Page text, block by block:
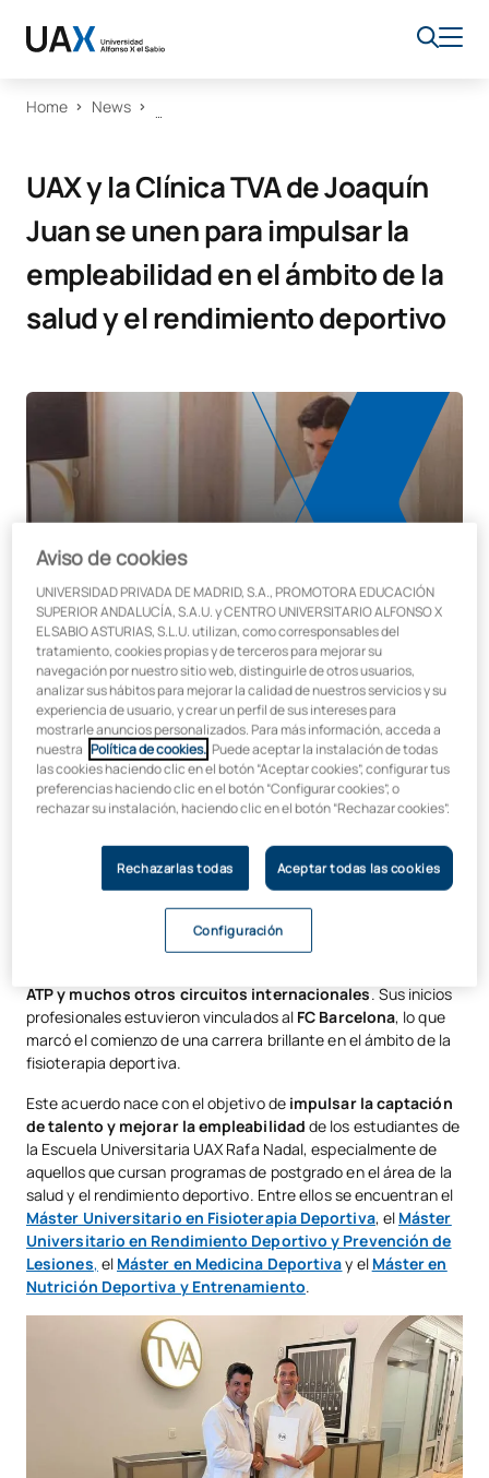
Home News
UAX y la Clínica TVA de Joaquín
Juan se unen para impulsar la
empleabilidad en el ámbito de la
salud y el rendimiento deportivo
UAX y la Clínica TVA de Joaquín
Juan se unen para impulsar la
empleabilidad en el ámbito de la
salud y el rendimiento deportivo
Joaquín Juan ha sido el fisioterapeuta de referencia para
algunos de los mejores deportistas del mundo, como
Messi, Cristiano Ronaldo, Pau Gasol o Ansu Fati
colaborado con equipos de primer nivel en competiciones
ATP y muchos otros circuitos internacionales. Sus inicios
profesionales estuvieron vinculados al FC Barcelona, lo que
marcó el comienzo de una carrera brillante en el ámbito de la
fisioterapia deportiva.
Este acuerdo nace con el objetivo de impulsar la captación
de talento y mejorar la empleabilidad de los estudiantes de
la Escuela Universitaria UAX Rafa Nadal, especialmente de
aquellos que cursan programas de postgrado en el área de la
salud y el rendimiento deportivo. Entre ellos se encuentran el
Máster Universitario en Fisioterapia Deportiva, el Máster
Universitario en Rendimiento Deportivo y Prevención de
Lesiones, el Máster en Medicina Deportivay el Máster en
Nutrición Deportiva y Entrenamiento.
Aviso de cookies
UNIVERSIDAD PRIVADA DE MADRID, S.A., PROMOTORA EDUCACIÓN
SUPERIOR ANDALUCÍA, S.A.U. y CENTRO UNIVERSITARIO ALFONSO X
EL SABIO ASTURIAS, S.L.U. utilizan, como corresponsables del
tratamiento, cookies propias y de terceros para mejorar su
navegación por nuestro sitio web, distinguirle de otros usuarios,
analizar sus hábitos para mejorar la calidad de nuestros servicios y su
experiencia de usuario, y crear un perfil de sus intereses para
mostrarle anuncios personalizados. Para más información, acceda a
nuestra Política de cookies. . Puede aceptar la instalación de todas
las cookies haciendo clic en el botón “Aceptar cookies”, configurar tus
preferencias haciendo clic en el botón “Configurar cookies”, o
rechazar su instalación, haciendo clic en el botón “Rechazar cookies”.
Rechazarlas todas Aceptar todas las cookies
Configuración